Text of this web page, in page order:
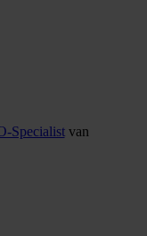
Specialistvan